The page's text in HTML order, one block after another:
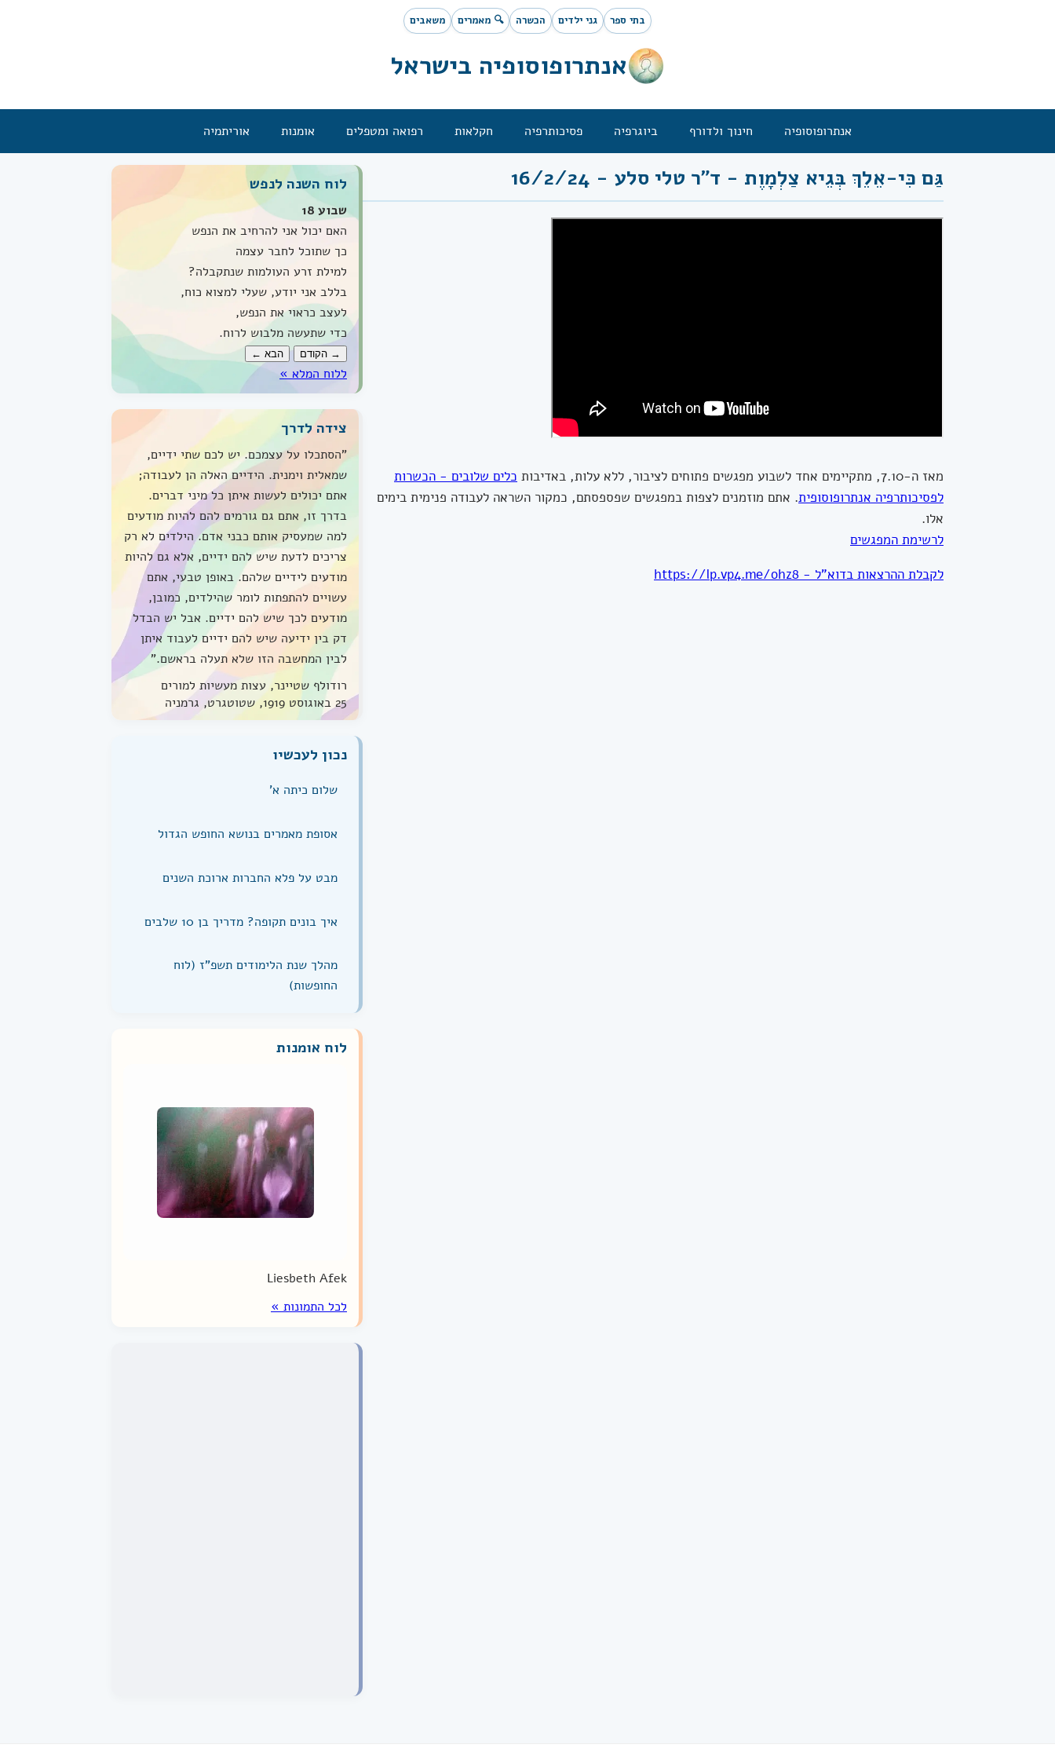
בתי ספר גני ילדים הכשרה 🔍 מאמרים משאבים
אנתרופוסופיה בישראל
אנתרופוסופיה חינוך ולדורף ביוגרפיה פסיכותרפיה חקלאות רפואה ומטפלים אומנות אוריתמיה
גַּם כִּי-אֵלֵךְ בְּגֵיא צַלְמָוֶת - ד"ר טלי סלע - 16/2/24
מאז ה-7.10, מתקיימים אחד לשבוע מפגשים פתוחים לציבור, ללא עלות, באדיבות
כלים שלובים - הכשרות
לפסיכותרפיה אנתרופוסופית. אתם מוזמנים לצפות במפגשים שפספסתם, כמקור השראה לעבודה פנימית בימים
אלו.
לרשימת המפגשים
לקבלת ההרצאות בדוא"ל - https://lp.vp4.me/ohz8
לוח השנה לנפש
שבוע 18
האם יכול אני להרחיב את הנפש
כך שתוכל לחבר עצמה
למילת זרע העולמות שנתקבלה?
בללב אני יודע, שעלי למצוא כוח,
לעצב כראוי את הנפש,
כדי שתעשה מלבוש לרוח.
→ הקודם הבא ←
ללוח המלא »
צידה לדרך
"הסתכלו על עצמכם. יש לכם שתי ידיים,
שמאלית וימנית. הידיים האלה הן לעבודה;
אתם יכולים לעשות איתן כל מיני דברים.
בדרך זו, אתם גם גורמים להם להיות מודעים
למה שמעסיק אותם כבני אדם. הילדים לא רק
צריכים לדעת שיש להם ידיים, אלא גם להיות
מודעים לידיים שלהם. באופן טבעי, אתם
עשויים להתפתות לומר שהילדים, כמובן,
מודעים לכך שיש להם ידיים. אבל יש הבדל
דק בין ידיעה שיש להם ידיים לעבוד איתן
לבין המחשבה הזו שלא תעלה בראשם."
רודולף שטיינר, עצות מעשיות למורים
25 באוגוסט 1919, שטוטגרט, גרמניה
נכון לעכשיו
שלום כיתה א'
אסופת מאמרים בנושא החופש הגדול
מבט על פלא החברות ארוכת השנים
איך בונים תקופה? מדריך בן 10 שלבים
מהלך שנת הלימודים תשפ"ז (לוח
החופשות)
לוח אומנות
Liesbeth Afek
לכל התמונות »